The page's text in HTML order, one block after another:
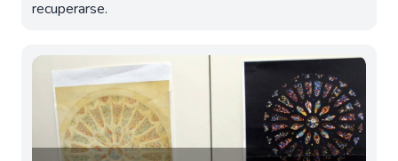
recuperarse.